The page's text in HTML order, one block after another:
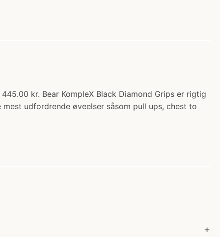
kr. Bear KompleX Black Diamond Grips er rigtig
udfordrende øveelser såsom pull ups, chest to